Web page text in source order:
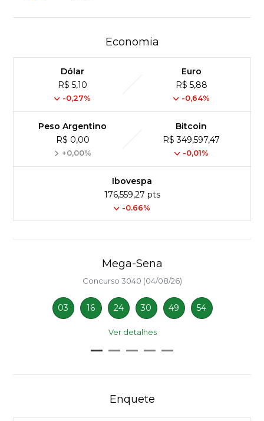
Economia
Dólar
R$ 5,10
-0,27%
Euro
R$ 5,88
-0,64%
Peso Argentino
R$ 0,00
+0,00%
Bitcoin
R$ 349,597,47
-0,01%
Ibovespa
176,559,27 pts
-0.66%
Mega-Sena
Concurso 3040 (04/08/26)
03 16 24 30 49 54
Ver detalhes
Enquete